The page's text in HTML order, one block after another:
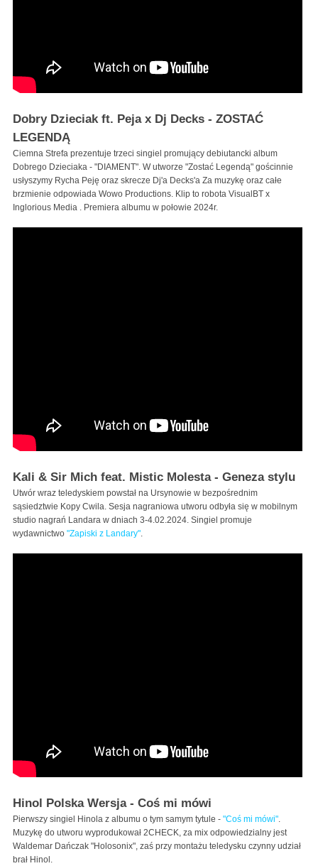
Dobry Dzieciak ft. Peja x Dj Decks - ZOSTAĆ
LEGENDĄ
Ciemna Strefa prezentuje trzeci singiel promujący debiutancki album
Dobrego Dzieciaka - "DIAMENT". W utworze "Zostać Legendą" gościnnie
usłyszymy Rycha Peję oraz skrecze Dj'a Decks'a Za muzykę oraz całe
brzmienie odpowiada Wowo Productions. Klip to robota VisualBT x
Inglorious Media . Premiera albumu w połowie 2024r.
Kali & Sir Mich feat. Mistic Molesta - Geneza stylu
Utwór wraz teledyskiem powstał na Ursynowie w bezpośrednim
sąsiedztwie Kopy Cwila. Sesja nagraniowa utworu odbyła się w mobilnym
studio nagrań Landara w dniach 3-4.02.2024. Singiel promuje
wydawnictwo "Zapiski z Landary".
Hinol Polska Wersja - Coś mi mówi
Pierwszy singiel Hinola z albumu o tym samym tytule - "Coś mi mówi".
Muzykę do utworu wyprodukował 2CHECK, za mix odpowiedzialny jest
Waldemar Dańczak "Holosonix", zaś przy montażu teledysku czynny udział
brał Hinol.